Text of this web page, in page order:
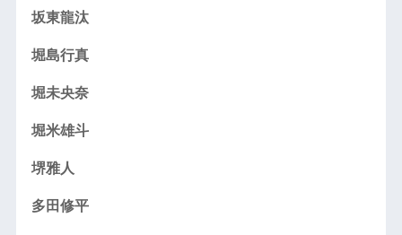
坂東龍汰
堀島行真
堀未央奈
堀米雄斗
堺雅人
多田修平